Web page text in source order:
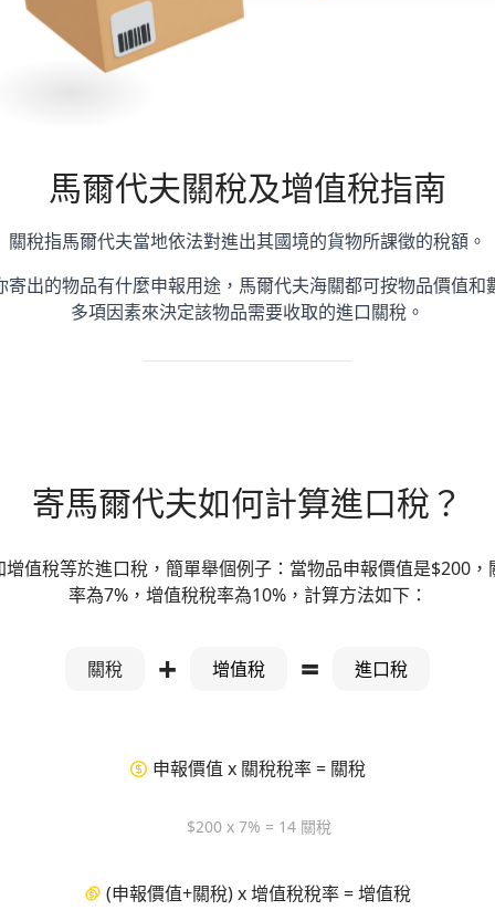
馬爾代夫關稅及增值稅指南
關稅指馬爾代夫當地依法對進出其國境的貨物所課徵的稅額。
寄出的物品有什麼申報用途，馬爾代夫海關都可按物品價值和
多項因素來決定該物品需要收取的進口關稅。
寄馬爾代夫如何計算進口稅？
增值稅等於進口稅，簡單舉個例子：當物品申報價值是$200，
率為7%，增值稅稅率為10%，計算方法如下：
關稅 + 增值稅 = 進口稅
申報價值 x 關稅稅率 = 關稅
$200 x 7% = 14 關稅
(申報價值+關稅) x 增值稅稅率 = 增值稅